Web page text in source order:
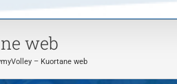
web
– Kuortane web